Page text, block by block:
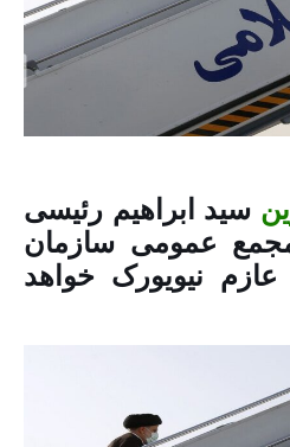
سید ابراهیم رئیسی
عمومی سازمان
نیویورک خواهد